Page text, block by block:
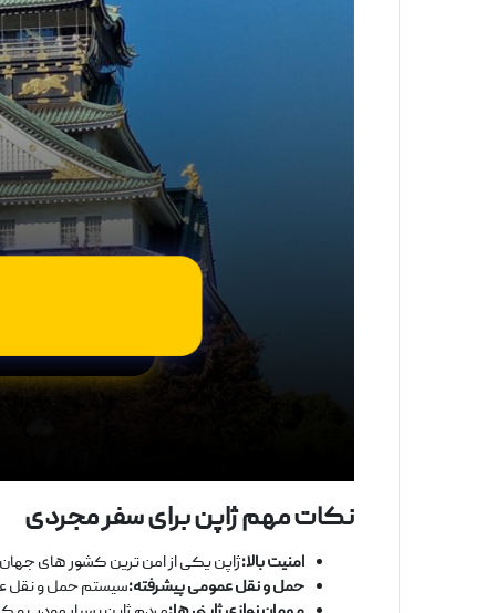
نکات مهم ژاپن برای سفر مجردی
امنیت بالا:ژاپن یکی از امن ‌ترین کشور های جهان
حمل و نقل عمومی پیشرفته:سیستم حمل و نقل